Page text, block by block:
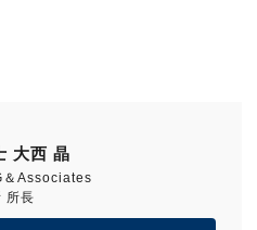
大西 晶
＆Associates
所長